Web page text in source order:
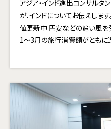
アジア・インド進出コンサルタ
が、インドについてお伝えしま
値更新中 円安などの追い風を
1〜3月の旅行消費額がとも